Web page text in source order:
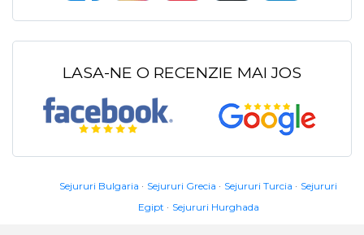
LASA-NE O RECENZIE MAI JOS
Sejururi Bulgaria Sejururi Grecia Sejururi Turcia
Sejururi
Egipt
Sejururi Hurghada